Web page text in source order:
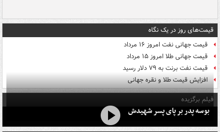
قیمت‌های روز در یک نگاه
قیمت جهانی نفت امروز ۱۶ مرداد
قیمت جهانی طلا امروز ۱۵ مرداد
قیمت نفت برنت به ۷۹ دلار رسید
افزایش قیمت طلا و نقره جهانی
فیلم برگزیده
بوسه‌ پدر بر پای پسر شهیدش